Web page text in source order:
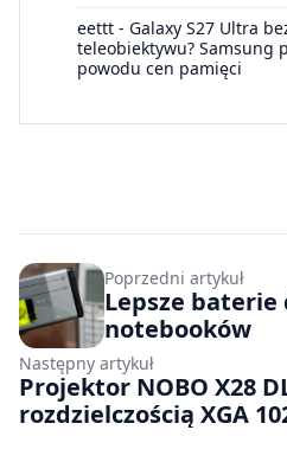
eettt - Galaxy S27 Ultra
teleobiektywu? Samsung
powodu cen pamięci
Poprzedni artykuł
Lepsze
notebooków
Następny artykuł
Projektor NOBO X28
rozdzielczością XGA